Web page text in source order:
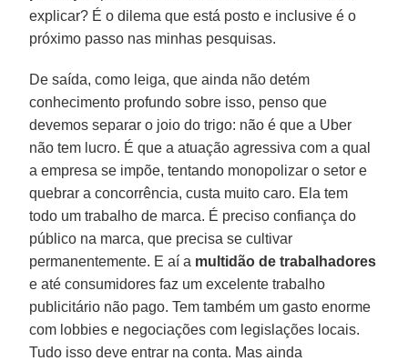
explicar? É o dilema que está posto e inclusive é o
próximo passo nas minhas pesquisas.
De saída, como leiga, que ainda não detém
conhecimento profundo sobre isso, penso que
devemos separar o joio do trigo: não é que a Uber
não tem lucro. É que a atuação agressiva com a qual
a empresa se impõe, tentando monopolizar o setor e
quebrar a concorrência, custa muito caro. Ela tem
todo um trabalho de marca. É preciso confiança do
público na marca, que precisa se cultivar
permanentemente. E aí a multidão de trabalhadores
e até consumidores faz um excelente trabalho
publicitário não pago. Tem também um gasto enorme
com lobbies e negociações com legislações locais.
Tudo isso deve entrar na conta. Mas ainda